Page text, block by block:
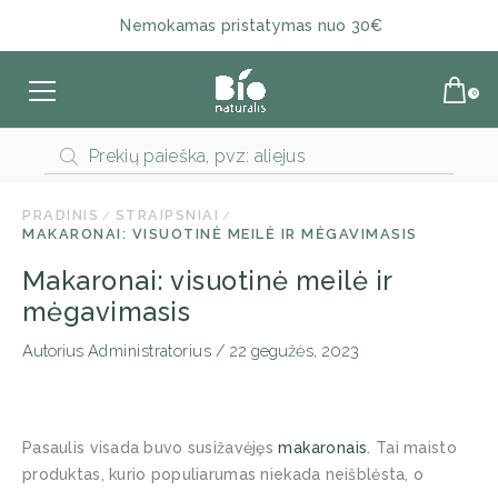
Nemokamas pristatymas nuo 30€
Products
search
PRADINIS
STRAIPSNIAI
MAKARONAI: VISUOTINĖ MEILĖ IR MĖGAVIMASIS
Makaronai: visuotinė meilė ir
mėgavimasis
Autorius Administratorius/ 22 gegužės, 2023
Pasaulis visada buvo susižavėjęsmakaronais . Tai maisto
produktas, kurio populiarumas niekada neišblėsta, o